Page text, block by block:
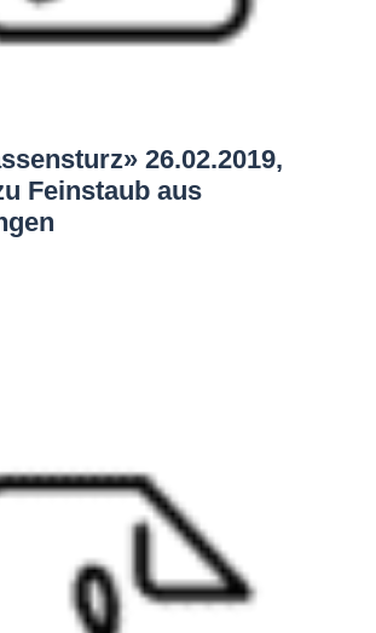
26.02.2019,
Feinstaub aus